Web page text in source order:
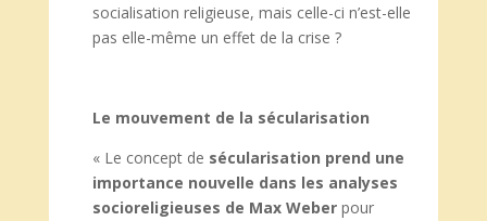
socialisation religieuse, mais celle-ci n’est-elle
pas elle-même un effet de la crise ?
Le mouvement de la sécularisation
« Le concept de sécularisation prend une
importance nouvelle dans les analyses
socioreligieuses de Max Weberpour